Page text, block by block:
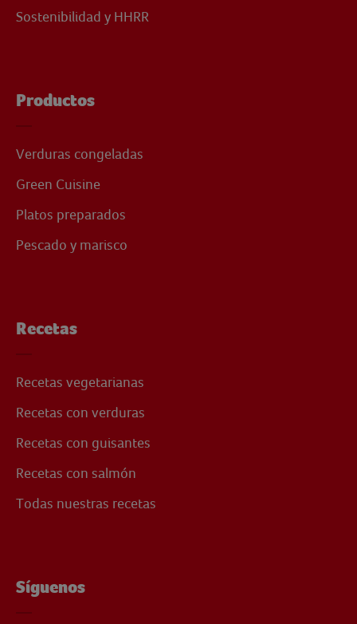
Sostenibilidad y HHRR
Productos
Verduras congeladas
Green Cuisine
Platos preparados
Pescado y marisco
Recetas
Recetas vegetarianas
Recetas con verduras
Recetas con guisantes
Recetas con salmón
Todas nuestras recetas
Síguenos